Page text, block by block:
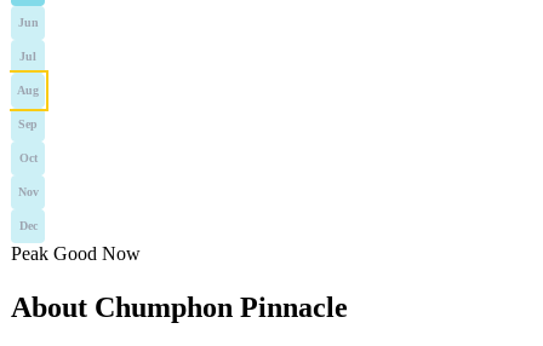
Jun
Jul
Aug
Sep
Oct
Nov
Dec
Peak Good Now
About Chumphon Pinnacle